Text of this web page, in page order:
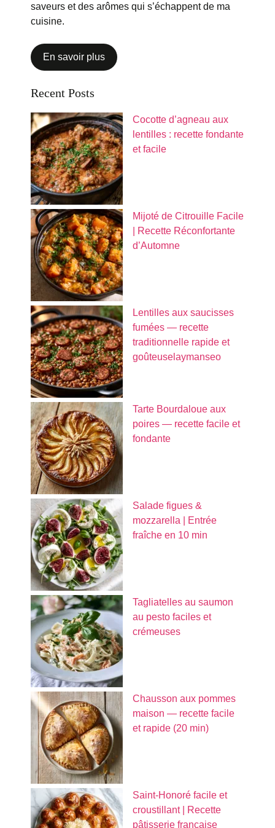
saveurs et des arômes qui s’échappent de ma
cuisine.
En savoir plus
Recent Posts
Cocotte d’agneau aux
lentilles : recette fondante
et facile
Mijoté de Citrouille Facile
| Recette Réconfortante
d’Automne
Lentilles aux saucisses
fumées — recette
traditionnelle rapide et
goûteuselaymanseo
Tarte Bourdaloue aux
poires — recette facile et
fondante
Salade figues &
mozzarella | Entrée
fraîche en 10 min
Tagliatelles au saumon
au pesto faciles et
crémeuses
Chausson aux pommes
maison — recette facile
et rapide (20 min)
Saint-Honoré facile et
croustillant | Recette
pâtisserie française